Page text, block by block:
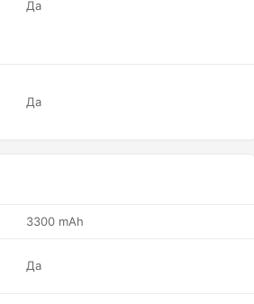
Да
Да
3300 mAh
Да